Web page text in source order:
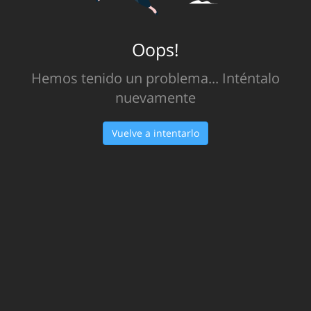
Oops!
Hemos tenido un problema... Inténtalo
nuevamente
Vuelve a intentarlo